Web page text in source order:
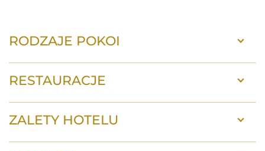
RODZAJE POKOI
RESTAURACJE
ZALETY HOTELU